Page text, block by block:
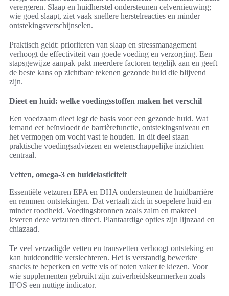
verergeren. Slaap en huidherstel ondersteunen celvernieuwing;
wie goed slaapt, ziet vaak snellere herstelreacties en minder
ontstekingsverschijnselen.
Praktisch geldt: prioriteren van slaap en stressmanagement
verhoogt de effectiviteit van goede voeding en verzorging. Een
stapsgewijze aanpak pakt meerdere factoren tegelijk aan en geeft
de beste kans op zichtbare tekenen gezonde huid die blijvend
zijn.
Dieet en huid: welke voedingsstoffen maken het verschil
Een voedzaam dieet legt de basis voor een gezonde huid. Wat
iemand eet beïnvloedt de barrièrefunctie, ontstekingsniveau en
het vermogen om vocht vast te houden. In dit deel staan
praktische voedingsadviezen en wetenschappelijke inzichten
centraal.
Vetten, omega-3 en huidelasticiteit
Essentiële vetzuren EPA en DHA ondersteunen de huidbarrière
en remmen ontstekingen. Dat vertaalt zich in soepelere huid en
minder roodheid. Voedingsbronnen zoals zalm en makreel
leveren deze vetzuren direct. Plantaardige opties zijn lijnzaad en
chiazaad.
Te veel verzadigde vetten en transvetten verhoogt ontsteking en
kan huidconditie verslechteren. Het is verstandig bewerkte
snacks te beperken en vette vis of noten vaker te kiezen. Voor
wie supplementen gebruikt zijn zuiverheidskeurmerken zoals
IFOS een nuttige indicator.